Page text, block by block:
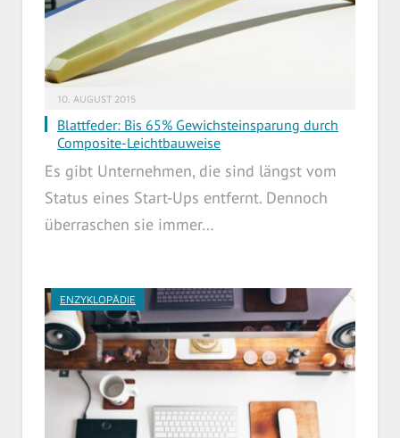
10. AUGUST 2015
Blattfeder: Bis 65% Gewichsteinsparung durch
Composite-Leichtbauweise
Es gibt Unternehmen, die sind längst vom
Status eines Start-Ups entfernt. Dennoch
überraschen sie immer…
ENZYKLOPÄDIE